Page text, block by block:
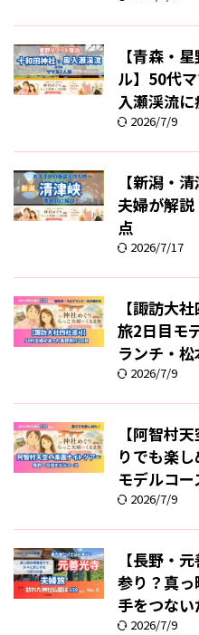
【青森・
ル】50代
入瀬渓流
2026/7/9
【新潟・
夫婦が解
点
2026/7/17
【諏訪大
旅2日目モ
ランチ・
2026/7/9
【阿智村
りでも楽
モデルコー
2026/7/9
【長野・
参り？真
手をつな
2026/7/9